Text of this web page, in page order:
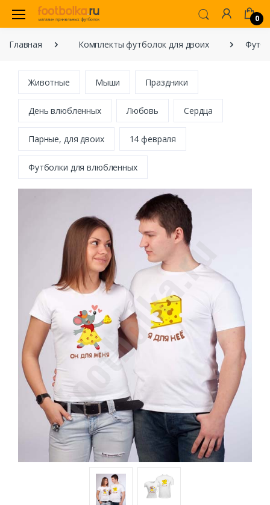
0
Главная Комплекты футболок для двоих
Животные Мыши Праздники
День влюбленных Любовь Сердца
Парные, для двоих 14 февраля
Футболки для влюбленных